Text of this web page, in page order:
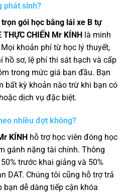
phát sinh?
gói học bằng lái xe B tự
THỰC CHIẾN Mr KÍNH là minh
khoản phí từ học lý thuyết,
hồ sơ, lệ phí thi sát hạch và cấp
trong mức giá ban đầu. Bạn
bất kỳ khoản nào trừ khi bạn có
dịch vụ đặc biệt.
nhiều đợt không?
KÍNH hỗ trợ học viên đóng học
gánh nặng tài chính. Thông
trước khai giảng và 50%
DAT. Chúng tôi cũng hỗ trợ trả
dễ dàng tiếp cận khóa